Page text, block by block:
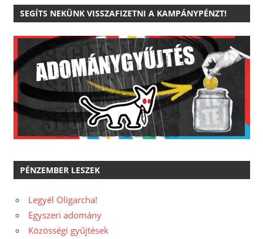
SEGÍTS NEKÜNK VISSZAFIZETNI A KAMPÁNYPÉNZT!
PÉNZEMBER LESZEK
Legyél Oligarcha!
Egyszeri adomány
Közösségi gyűjtések